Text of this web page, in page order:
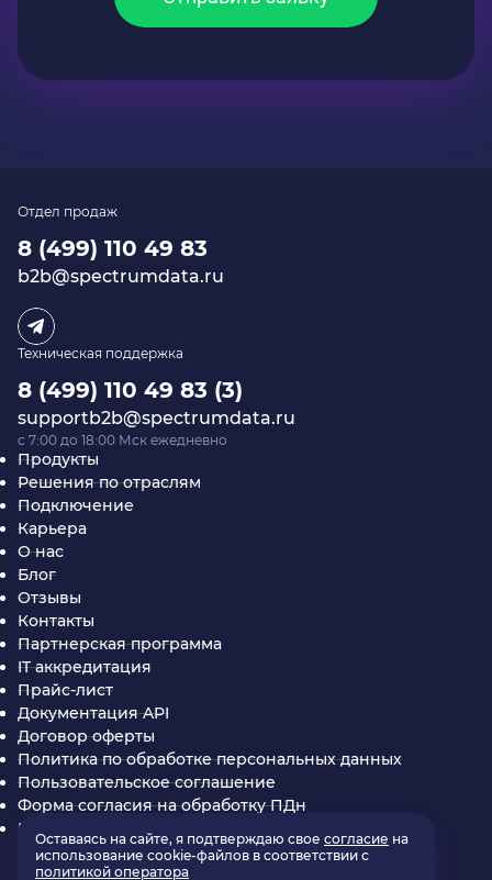
Продукты
Решения по отраслям
Подключение
Карьера
О нас
Блог
Отзывы
Контакты
Партнерская программа
IT аккредитация
Прайс-лист
Документация API
Договор оферты
Политика по обработке персональных данных
Пользовательское соглашение
Форма согласия на обработку ПДн
Партнерское соглашение SpectrumData
Отдел продаж
8 (499) 110 49 83
b2b@spectrumdata.ru
Техническая поддержка
8 (499) 110 49 83 (3)
supportb2b@spectrumdata.ru
c 7:00 до 18:00 Мск ежедневно